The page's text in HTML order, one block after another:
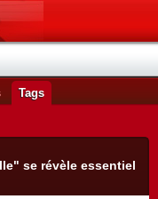
Tags
se révèle essentiel